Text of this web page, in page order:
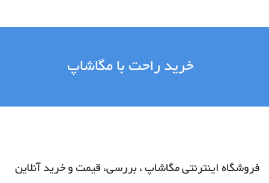
خرید راحت با مگاشاپ
فروشگاه اینترنتی مگاشاپ ، بررسی، قیمت و خرید آنلاین